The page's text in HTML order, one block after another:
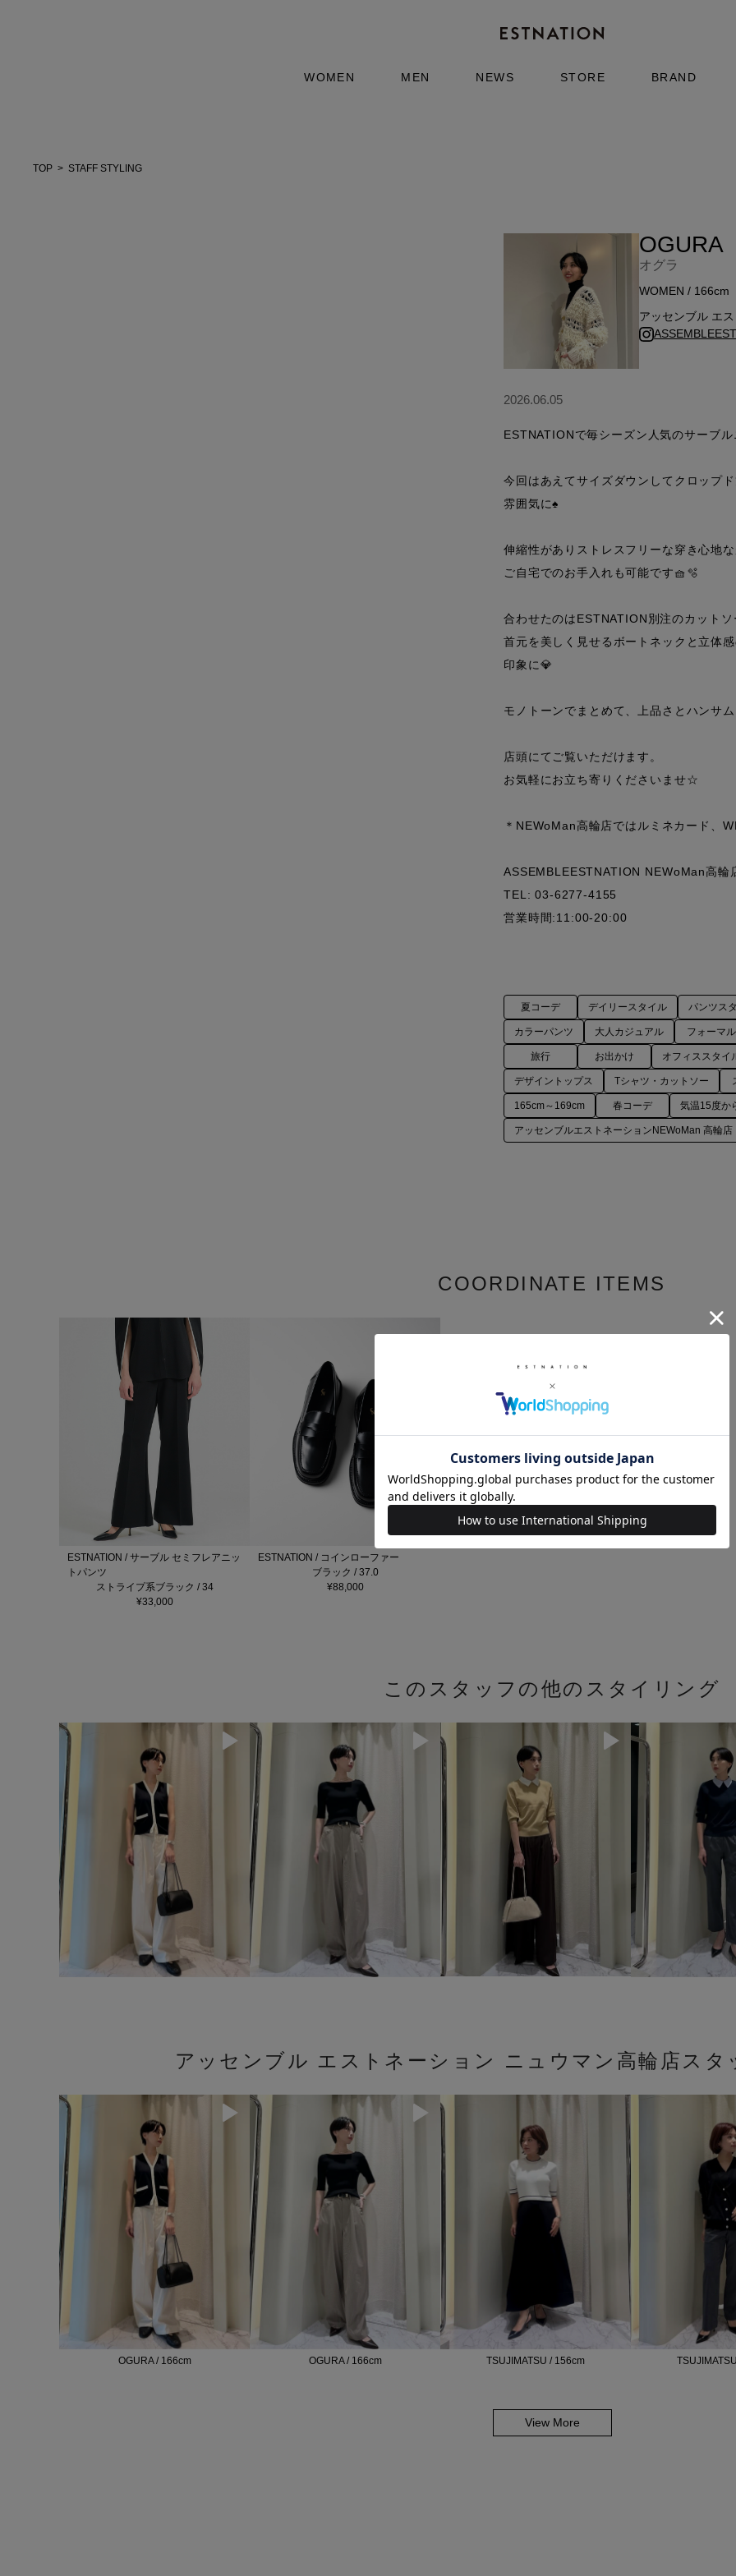
WOMEN MEN NEWS STORE BRAND
TOP STAFF STYLING
OGURA
オグラ
WOMEN / 166cm
アッセンブル エ
2026.06.05
ESTNATIONで毎シーズン人気のサーブル
今回はあえてサイズダウンしてクロップ
雰囲気に♠️
伸縮性がありストレスフリーな穿き心地
ご自宅でのお手入れも可能です🧺🫧
合わせたのはESTNATION別注のカットソ
首元を美しく見せるボートネックと立体
印象に💎
モノトーンでまとめて、上品さとハンサ
店頭にてご覧いただけます。
お気軽にお立ち寄りくださいませ☆
＊NEWoMan高輪店ではルミネカード、
ASSEMBLEESTNATION NEWoMan高輪
TEL: 03-6277-4155
営業時間:11:00-20:00
夏コーデ デイリースタイル パンツス
カラーパンツ 大人カジュアル フォーマル
旅行 お出かけ オフィススタイ
デザイントップス Tシャツ・カットソー
165cm～169cm 春コーデ 気温15度か
アッセンブルエストネーションNEWoMan 高輪店
COORDINATE ITEMS
ESTNATION / サーブル セミフレアニッ
トパンツ
ストライプ系ブラック / 34
¥33,000
ESTNATION / コインローファー
ブラック / 37.0
¥88,000
このスタッフの他のスタイリング
アッセンブル エストネーション ニュウマン高輪店スタ
OGURA / 166cm OGURA / 166cm TSUJIMATSU / 156cm
View More